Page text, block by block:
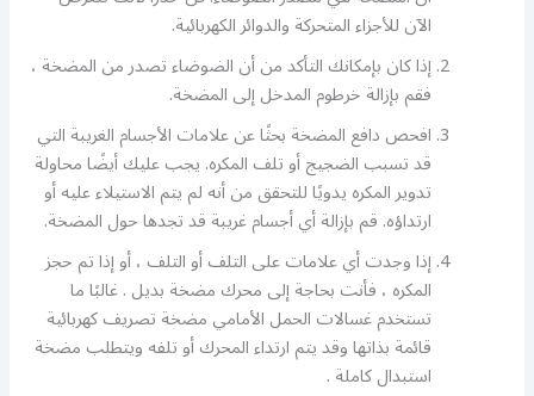
الآن للأجزاء المتحركة والدوائر الكهربائية.
إذا كان بإمكانك التأكد من أن الضوضاء تصدر من المضخة ،
فقم بإزالة خرطوم المدخل إلى المضخة.
افحص دافع المضخة بحثًا عن علامات الأجسام الغريبة التي
قد تسبب الضجيج أو تلف المكره. يجب عليك أيضًا محاولة
تدوير المكره يدويًا للتحقق من أنه لم يتم الاستيلاء عليه أو
ارتداؤه. قم بإزالة أي أجسام غريبة قد تجدها حول المضخة.
إذا وجدت أي علامات على التلف أو التلف ، أو إذا تم حجز
المكره ، فأنت بحاجة إلى محرك مضخة بديل . غالبًا ما
تستخدم غسالات الحمل الأمامي مضخة تصريف كهربائية
قائمة بذاتها وقد يتم ارتداء المحرك أو تلفه ويتطلب مضخة
استبدال كاملة .